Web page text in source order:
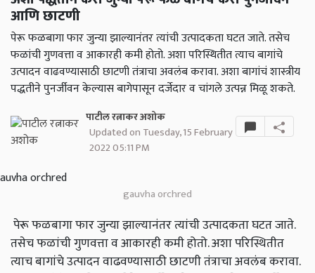
आणि छाटणी
पेरू फळबागा फार जुन्या झाल्यानंतर त्यांची उत्पादकता घटत जाते. तसेच
फळांची गुणवत्ता व आकारही कमी होतो. अशा परिस्थितीत त्याच बागांचे
उत्पादन वाढवण्यासाठी छाटणी तंत्राचा अवलंब करावा. अशा बागांचं शास्त्रीय
पद्धतीने पुनर्जीवन केल्यास बागेपासून दर्जेदार व चांगले उत्पन्न मिळू शकते.
पाटील रत्नाकर अशोक
Updated on Tuesday, 15 February
2022 05:11 PM
gauvha orchred
पेरू फळबागा फार जुन्या झाल्यानंतर त्यांची उत्पादकता घटत जाते.
तसेच फळांची गुणवत्ता व आकारही कमी होतो.अशा परिस्थितीत
त्याच बागांचे उत्पादन वाढवण्यासाठी छाटणी तंत्राचा अवलंब करावा.